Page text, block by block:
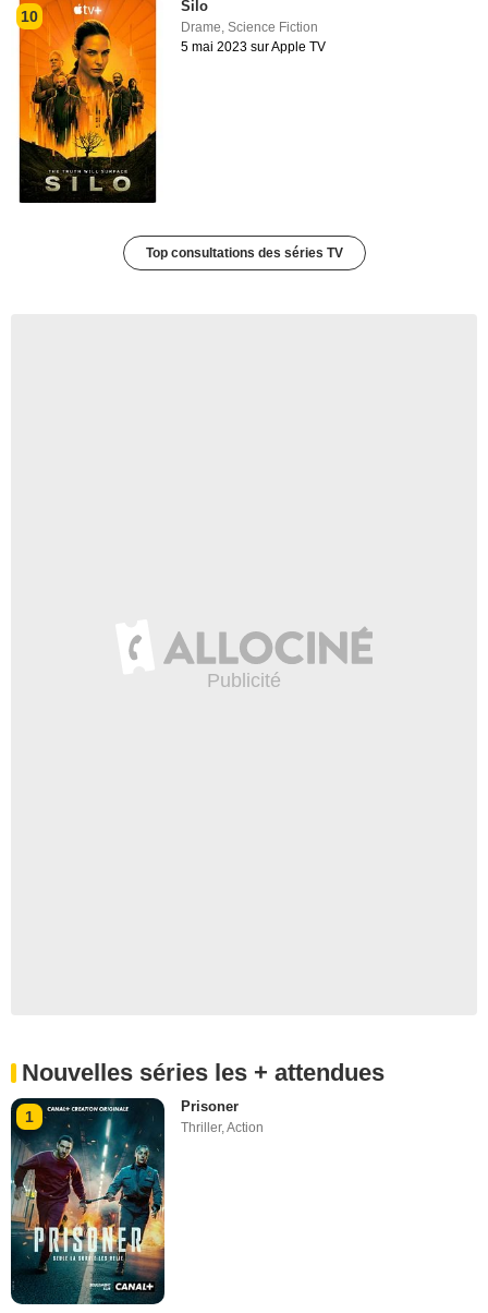
10
Silo
Drame,Science Fiction
5 mai 2023 sur Apple TV
Top consultations des séries TV
Nouvelles séries les + attendues
1
Prisoner
Thriller,Action